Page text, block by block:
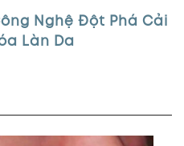
Nghệ Đột Phá Cải
Làn Da